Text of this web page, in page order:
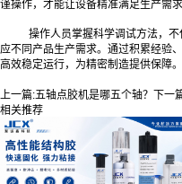
谨操作，才能让设备精准满足生产需求
操作人员掌握科学调试方法，
应不同产品生产需求。通过积累经验
高效稳定运行，为精密制造提供保障。
上一篇:五轴点胶机是哪五个轴？ 下一
相关推荐